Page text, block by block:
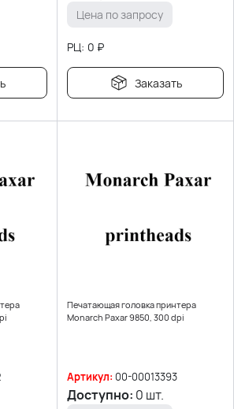
Цена по запросу
РЦ: 0 ₽
Заказать
Печатающая головка принтера
Monarch Paxar 9850, 300 dpi
Артикул: 00-00013393
Доступно: 0 шт.